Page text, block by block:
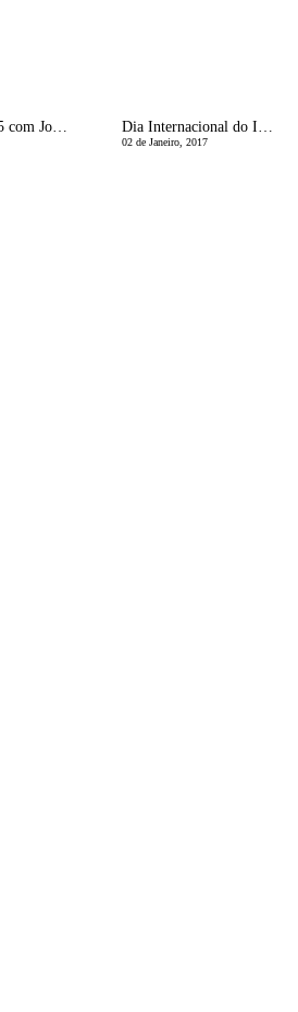
Looks de 2015 com Joana Bento Dia Internacional do InÃ­cio da Dieta
02 de Janeiro, 2017